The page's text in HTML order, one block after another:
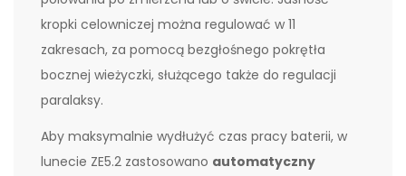
kropki celowniczej można regulować w 11
zakresach, za pomocą bezgłośnego pokrętła
bocznej wieżyczki, służącego także do regulacji
paralaksy.
Aby maksymalnie wydłużyć czas pracy baterii, w
lunecie ZE5.2 zastosowano automatyczny